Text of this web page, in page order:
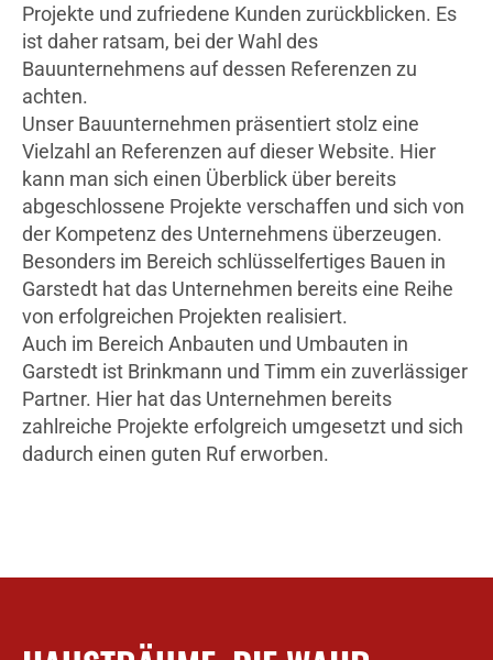
Projekte und zufriedene Kunden zurückblicken. Es
ist daher ratsam, bei der Wahl des
Bauunternehmens auf dessen Referenzen zu
achten.
Unser Bauunternehmen präsentiert stolz eine
Vielzahl an Referenzen auf dieser Website. Hier
kann man sich einen Überblick über bereits
abgeschlossene Projekte verschaffen und sich von
der Kompetenz des Unternehmens überzeugen.
Besonders im Bereich schlüsselfertiges Bauen in
Garstedt hat das Unternehmen bereits eine Reihe
von erfolgreichen Projekten realisiert.
Auch im Bereich Anbauten und Umbauten in
Garstedt ist Brinkmann und Timm ein zuverlässiger
Partner. Hier hat das Unternehmen bereits
zahlreiche Projekte erfolgreich umgesetzt und sich
dadurch einen guten Ruf erworben.